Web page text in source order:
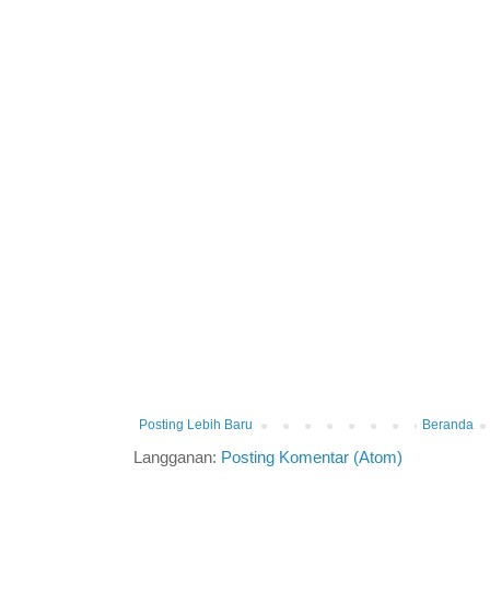
Posting Lebih Baru Beranda
Langganan: Posting Komentar (Atom)